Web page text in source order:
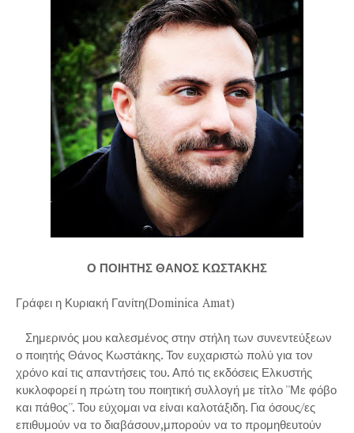
Ο ΠΟΙΗΤΗΣ ΘΑΝΟΣ ΚΩΣΤΑΚΗΣ
Γράφει η Κυριακή Γανίτη(Dominica Amat)
Σημερινός μου καλεσμένος στην στήλη των συνεντεύξεων
ο ποιητής Θάνος Κωστάκης. Τον ευχαριστώ πολύ για τον
χρόνο καί τις απαντήσεις του. Από τις εκδόσεις Ελκυστής
κυκλοφορεί η πρώτη του ποιητική συλλογή με τίτλο ''Με φόβο
και πάθος''. Του εύχομαι να είναι καλοτάξιδη. Για όσους/ες
επιθυμούν να το διαβάσουν,μπορούν να το προμηθευτούν